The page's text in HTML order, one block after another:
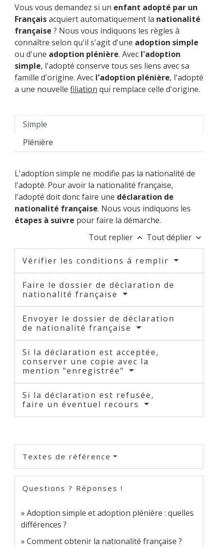
Vous vous demandez si un enfant adopté par un
Françaisacquiert automatiquement la nationalité
française ? Nous vous indiquons les règles à
connaître selon qu'il s'agit d'une adoption simple
ou d'une adoption plénière. Avec l'adoption
simple, l'adopté conserve tous ses liens avec sa
famille d'origine. Avec l'adoption plénière, l'adopté
a une nouvelle filiation qui remplace celle d'origine.
Simple
Plénière
L'adoption simple ne modifie pas la nationalité de
l'adopté. Pour avoir la nationalité française,
l'adopté doit donc faire une déclaration de
nationalité française. Nous vous indiquons les
étapes à suivre pour faire la démarche.
Tout replier keyboard_arrow_up Tout déplier keyboard_arrow_down
Vérifier les conditions à remplir
Faire le dossier de déclaration de
nationalité française
Envoyer le dossier de déclaration
de nationalité française
Si la déclaration est acceptée,
conserver une copie avec la
mention "enregistrée"
Si la déclaration est refusée,
faire un éventuel recours
Textes de référence
Questions ? Réponses !
Adoption simple et adoption plénière : quelles
différences ?
Comment obtenir la nationalité française ?